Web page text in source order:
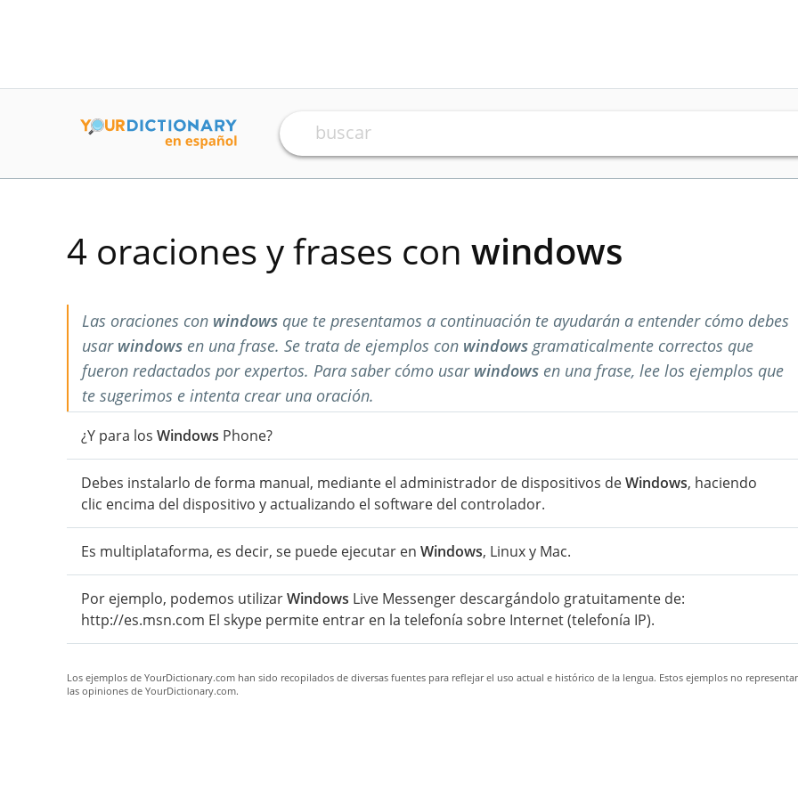
4 oraciones y frases con windows
Las oraciones con windows que te presentamos a continuación te ayudarán a entender cómo debes
usar windows en una frase. Se trata de ejemplos con windowsgramaticalmente correctos que
fueron redactados por expertos. Para saber cómo usar windows en una frase, lee los ejemplos que
te sugerimos e intenta crear una oración.
¿Y para los Windows Phone?
Debes instalarlo de forma manual, mediante el administrador de dispositivos deWindows, haciendo
clic encima del dispositivo y actualizando el software del controlador.
Es multiplataforma, es decir, se puede ejecutar en Windows, Linux y Mac.
Por ejemplo, podemos utilizarWindows Live Messenger descargándolo gratuitamente de:
http://es.msn.com El skype permite entrar en la telefonía sobre Internet (telefonía IP).
Los ejemplos de YourDictionary.com han sido recopilados de diversas fuentes para reflejar el uso actual e histórico de la lengua. Estos ejemplos no
las opiniones de YourDictionary.com.